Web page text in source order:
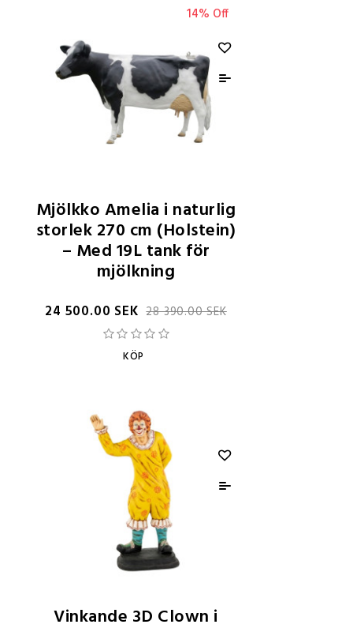
14% Off
Mjölkko Amelia i naturlig
storlek 270 cm (Holstein)
– Med 19L tank för
mjölkning
24 500.00 SEK 28 390.00 SEK
KÖP
Vinkande 3D Clown i